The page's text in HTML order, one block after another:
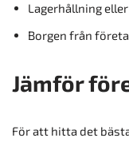
Lagerhållning
Borgen från
Jämför
För att hitta det